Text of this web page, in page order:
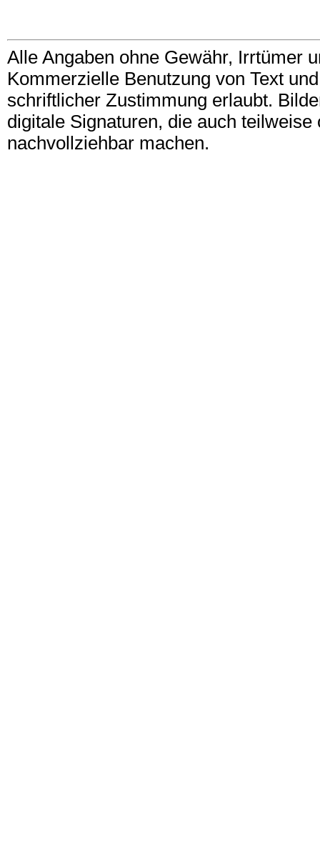
Alle Angaben ohne Gewähr, Irrtümer
Kommerzielle Benutzung von Text
schriftlicher Zustimmung erlaubt.
digitale Signaturen, die auch
nachvollziehbar machen.